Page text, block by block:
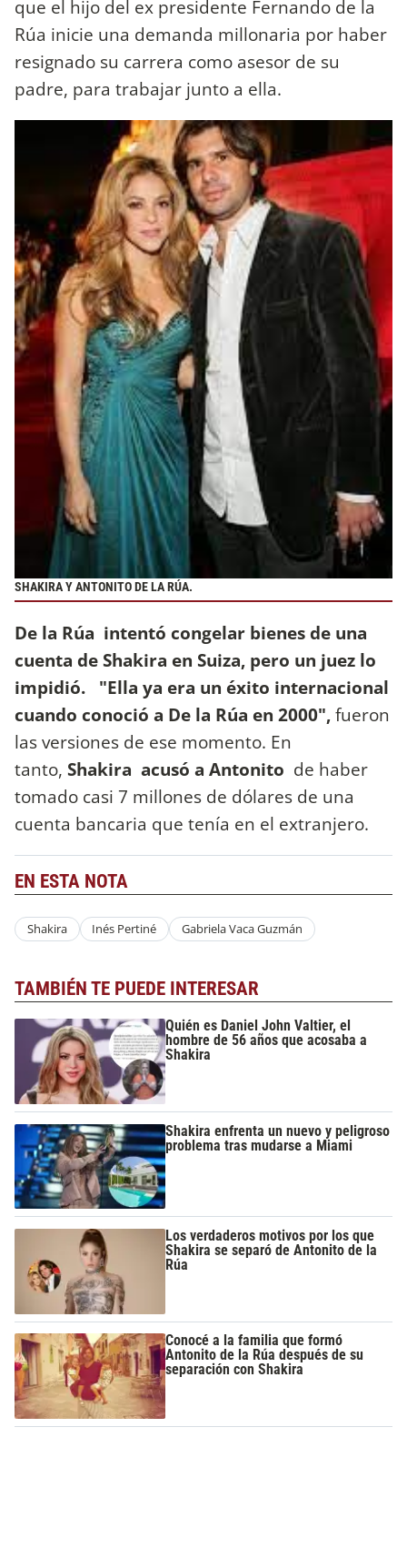
que el hijo del ex presidente Fernando de la
Rúa inicie una demanda millonaria por haber
resignado su carrera como asesor de su
padre, para trabajar junto a ella.
SHAKIRA Y ANTONITO DE LA RÚA.
De la Rúa intentó congelar bienes de una
cuenta de Shakira en Suiza, pero un juez lo
impidió. "Ella ya era un éxito internacional
cuando conoció a De la Rúa en 2000",fueron
las versiones de ese momento. En
tanto, Shakira acusó a Antonito de haber
tomado casi 7 millones de dólares de una
cuenta bancaria que tenía en el extranjero.
EN ESTA NOTA
Shakira Inés Pertiné Gabriela Vaca Guzmán
TAMBIÉN TE PUEDE INTERESAR
Quién es Daniel John Valtier, el
hombre de 56 años que acosaba a
Shakira
Shakira enfrenta un nuevo y peligroso
problema tras mudarse a Miami
Los verdaderos motivos por los que
Shakira se separó de Antonito de la
Rúa
Conocé a la familia que formó
Antonito de la Rúa después de su
separación con Shakira